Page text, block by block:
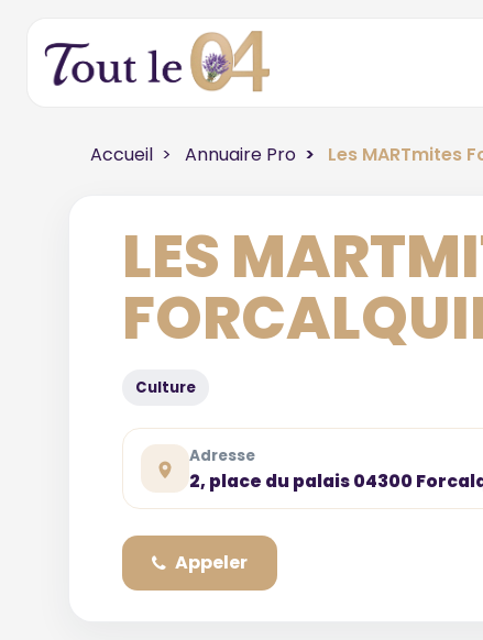
Accueil Annuaire Pro Les MARTmites
LES
Culture
Adresse
2, place du palais 04300
Appeler